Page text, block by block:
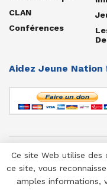
CLAN
Conférences
Aidez Jeune Nation
© 1958-2025 Jeune Nation
Ce site Web utilise des
ce site, vous
amples informations,